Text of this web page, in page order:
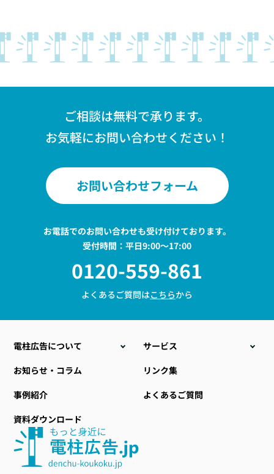
ご相談は無料で承ります。
お気軽にお問い合わせください！
お問い合わせフォーム
お電話でのお問い合わせも受け付けております。
受付時間：平日9:00〜17:00
0120-559-861
よくあるご質問はこちらから
電柱広告について
こんな時こそ電柱広告
電柱広告のデザイン
提出までの流れ
おすすめ空き電柱情報
サービス
電柱位置情報データ販売
お知らせ・コラム
リンク集
事例紹介
よくあるご質問
資料ダウンロード